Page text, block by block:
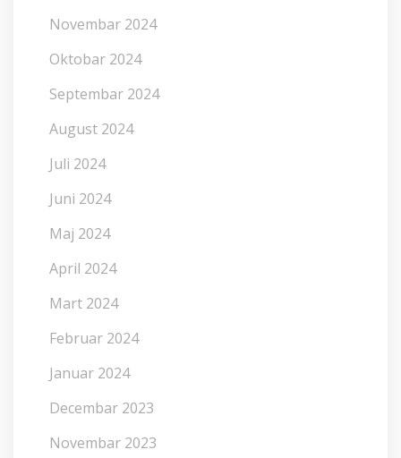
Novembar 2024
Oktobar 2024
Septembar 2024
August 2024
Juli 2024
Juni 2024
Maj 2024
April 2024
Mart 2024
Februar 2024
Januar 2024
Decembar 2023
Novembar 2023